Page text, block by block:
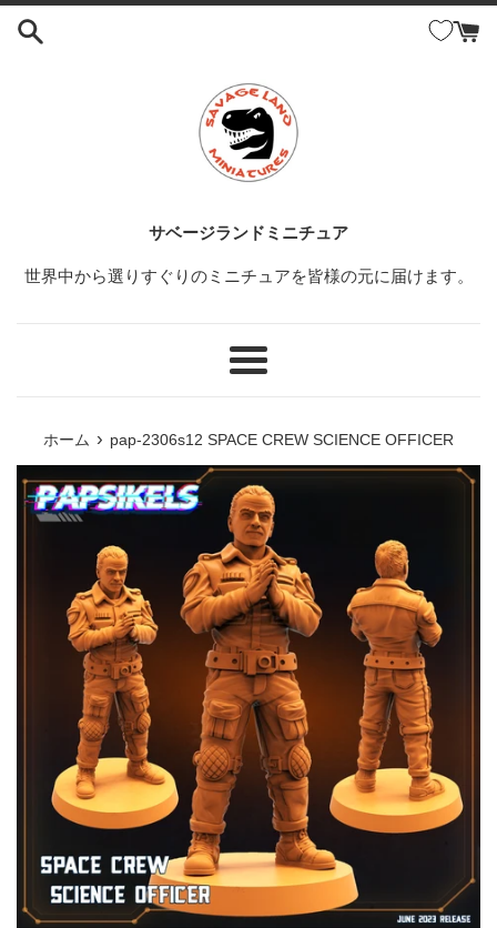
コ
サベージランドミニチュア
世界中から選りすぐりのミニチュアを皆様の元に届けます。
メ
ホーム › pap-2306s12 SPACE CREW SCIENCE OFFICER